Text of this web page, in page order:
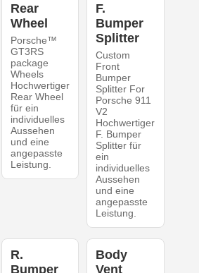
Rear
Wheel
Porsche™
GT3RS
package
Wheels
Hochwertiger
Rear Wheel
für ein
individuelles
Aussehen
und eine
angepasste
Leistung.
F.
Bumper
Splitter
Custom
Front
Bumper
Splitter For
Porsche 911
V2
Hochwertiger
F. Bumper
Splitter für
ein
individuelles
Aussehen
und eine
angepasste
Leistung.
R.
Bumper
Body
Vent